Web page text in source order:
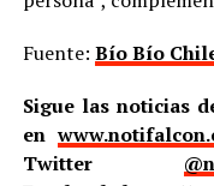
Fuente: Bío Bío
Sigue las noticias
en
Twitter